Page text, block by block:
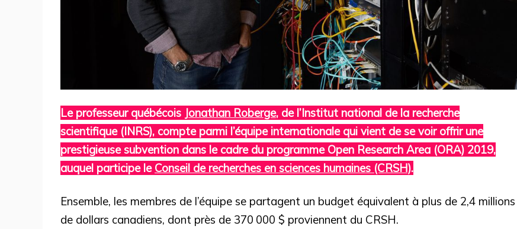
Le professeur québécois Jonathan Roberge, de l’Institut national de la recherche
scientifique (INRS), compte parmi l’équipe internationale qui vient de se voir offrir une
prestigieuse subvention dans le cadre du programme Open Research Area (ORA) 2019,
auquel participe le Conseil de recherches en sciences humaines (CRSH).
Ensemble, les membres de l’équipe se partagent un budget équivalent à plus de 2,4 millions
de dollars canadiens, dont près de 370 000 $ proviennent du CRSH.